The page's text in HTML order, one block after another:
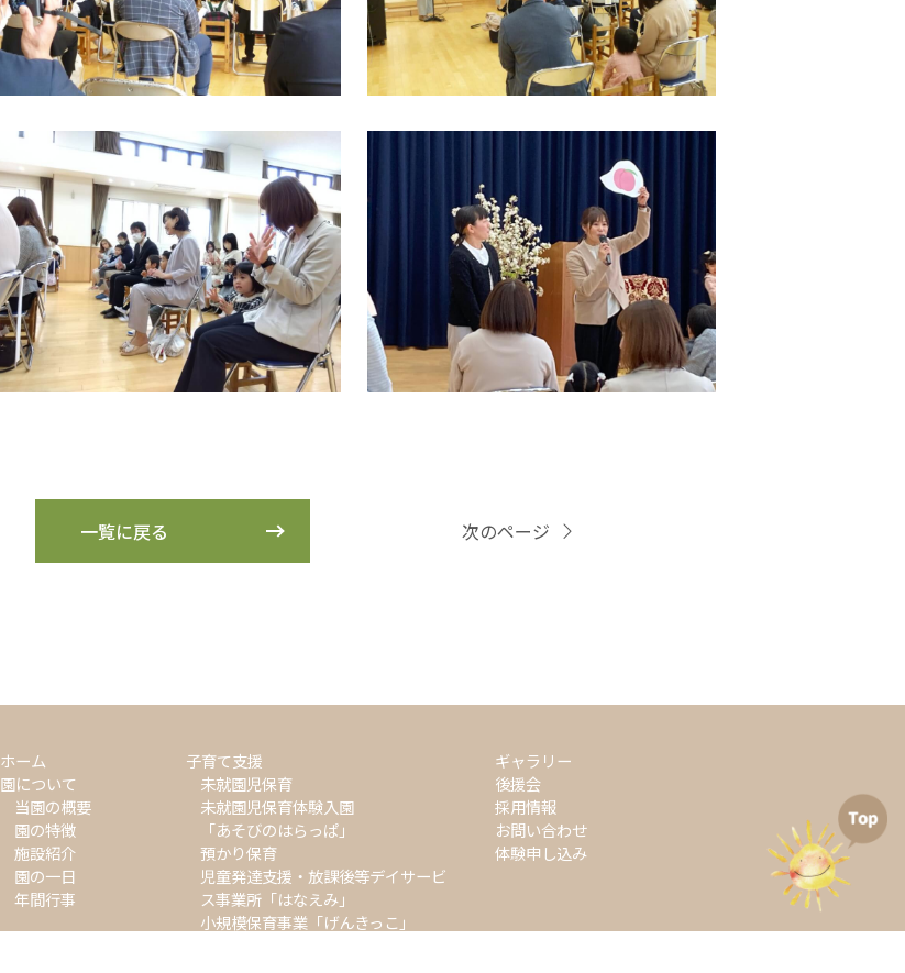
一覧に戻る 次のページ
ホーム
園について
当園の概要
園の特徴
施設紹介
園の一日
年間行事
子育て支援
未就園児保育
未就園児保育体験入園
「あそびのはらっぱ」
預かり保育
児童発達支援・放課後等デイサービ
ス事業所「はなえみ」
小規模保育事業「げんきっこ」
ギャラリー
後援会
採用情報
お問い合わせ
体験申し込み